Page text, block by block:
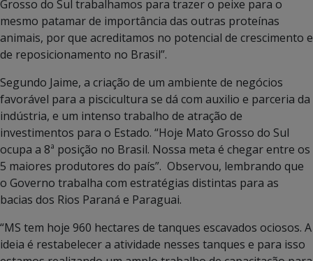
Grosso do Sul trabalhamos para trazer o peixe para o
mesmo patamar de importância das outras proteínas
animais, por que acreditamos no potencial de crescimento e
de reposicionamento no Brasil”.
Segundo Jaime, a criação de um ambiente de negócios
favorável para a piscicultura se dá com auxilio e parceria da
indústria, e um intenso trabalho de atração de
investimentos para o Estado. “Hoje Mato Grosso do Sul
ocupa a 8ª posição no Brasil. Nossa meta é chegar entre os
5 maiores produtores do país”. Observou, lembrando que
o Governo trabalha com estratégias distintas para as
bacias dos Rios Paraná e Paraguai.
“MS tem hoje 960 hectares de tanques escavados ociosos. A
ideia é restabelecer a atividade nesses tanques e para isso